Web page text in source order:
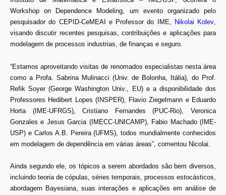
Workshop on Dependence Modeling, um evento organizado pelo
pesquisador do CEPID-CeMEAI e Professor do IME, Nikolai Kolev,
visando discutir recentes pesquisas, contribuições e aplicações para
modelagem de processos industrias, de finanças e seguro.
“Estamos aproveitando visitas de renomados especialistas nesta área
como a Profa. Sabrina Mulinacci (Univ. de Bolonha, Itália), do Prof.
Refik Soyer (George Washington Univ., EU) e a disponibilidade dos
Professores Hedibert Lopes (INSPER), Flavio Ziegelmann e Eduardo
Horta (IME-UFRGS), Cristiano Fernandes (PUC-Rio), Veronica
Gonzales e Jesus Garcia (IMECC-UNICAMP), Fabio Machado (IME-
USP) e Carlos A.B. Pereira (UFMS), todos mundialmente conhecidos
em modelagem de dependência em várias áreas”, comentou Nicolai.
Ainda segundo ele, os tópicos a serem abordados são bem diversos,
incluindo teoria de cópulas, séries temporais, processos estocásticos,
abordagem Bayesiana, suas interações e aplicações em análise de